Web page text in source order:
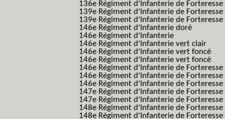
136e Régiment d'Infanterie de
139e Régiment d'Infanterie de
139e Régiment d'Infanterie de
146e Régiment d'Infanterie doré
146e Régiment d'Infanterie
146e Régiment d'Infanterie vert clair
146e Régiment d'Infanterie vert foncé
146e Régiment d'Infanterie vert foncé
146e Régiment d'Infanterie de
146e Régiment d'Infanterie de
146e Régiment d'Infanterie de
147e Régiment d'Infanterie de Forteresse
147e Régiment d'Infanterie de Forteresse
148e Régiment d'Infanterie de Forteresse
148e Régiment d'Infanterie de Forteresse